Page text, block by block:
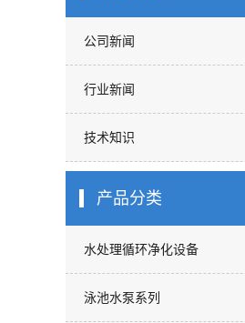
公司新闻
行业新闻
技术知识
产品分类
水处理循环净化设备
泳池水泵系列